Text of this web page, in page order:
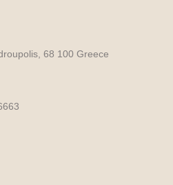
68 100 Greece